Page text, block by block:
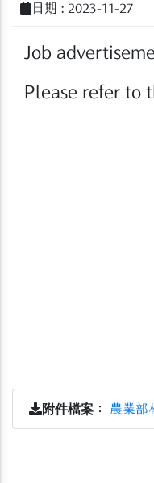
日期 : 2023-11-27
Job
Please refer to
附件檔案 ： 農業部